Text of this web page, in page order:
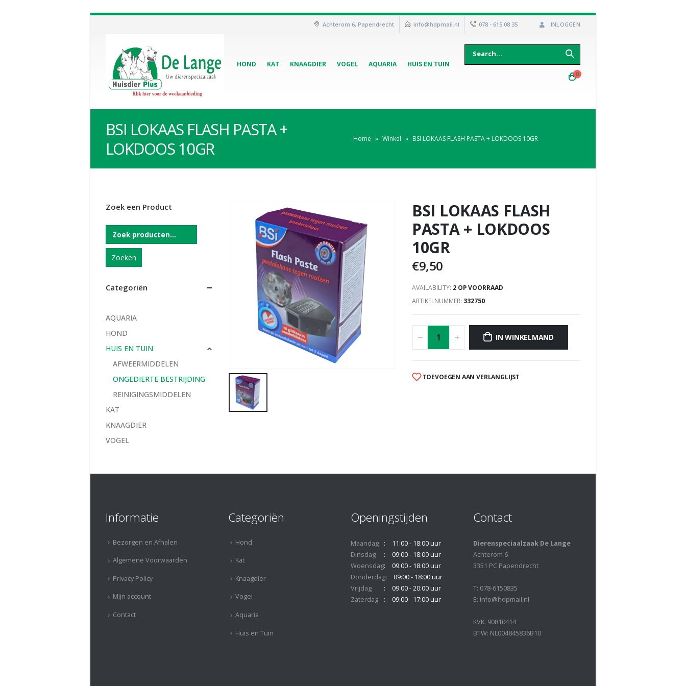
Achterom 6, Papendrecht info@hdpmail.nl 078 - 615 08 35 INLOGGEN
HOND KAT KNAAGDIER VOGEL AQUARIA HUIS EN TUIN
0
BSI LOKAAS FLASH PASTA +
LOKDOOS 10GR
Home » Winkel » BSI LOKAAS FLASH PASTA + LOKDOOS 10GR
BSI LOKAAS FLASH
PASTA + LOKDOOS
10GR
€9,50
AVAILABILITY: 2 OP VOORRAAD
ARTIKELNUMMER: 332750
IN WINKELMAND
TOEVOEGEN AAN VERLANGLIJST
Zoek een Product
Zoeken
Categoriën
AQUARIA
HOND
HUIS EN TUIN
AFWEERMIDDELEN
ONGEDIERTE BESTRIJDING
REINIGINGSMIDDELEN
KAT
KNAAGDIER
VOGEL
Informatie
Bezorgen en Afhalen
Algemene Voorwaarden
Privacy Policy
Mijn account
Contact
Categoriën
Hond
Kat
Knaagdier
Vogel
Aquaria
Huis en Tuin
Openingstijden
Maandag
11:00 - 18:00 uur
Dinsdag
09:00 - 18:00 uur
Woensdag
09:00 - 18:00 uur
Donderdag
09:00 - 18:00 uur
Vrijdag
09:00 - 20:00 uur
Zaterdag
09:00 - 17:00 uur
Contact
Dierenspeciaalzaak De Lange
Achterom 6
3351 PC Papendrecht
T: 078-6150835
E: info@hdpmail.nl
KVK: 90810414
BTW: NL004845836B10